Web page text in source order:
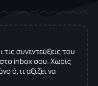
τις συνεντεύξεις του
inbox σου. Χωρίς
ό,τι αξίζει να